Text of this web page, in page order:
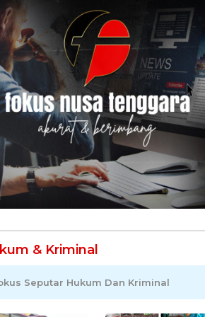
& Kriminal
Seputar Hukum Dan Kriminal